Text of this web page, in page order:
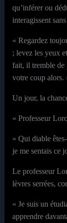
qu’inférer ou
interagissent
« Regardez
; levez les yeux
fait, il tremble de
votre coup alors.
Un jour, la
« Professeur
« Qui diable
je me sentais ce
Le professeur
lèvres serrées,
« Je suis un
apprendre